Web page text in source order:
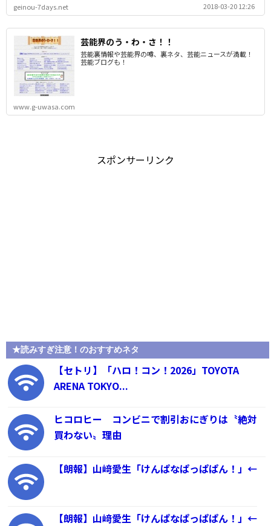
geinou-7days.net 2018-03-20 12:26
芸能界のう・わ・さ！！
芸能裏情報や芸能界の噂、裏ネタ、芸能ニュースが満載！
芸能ブログも！
www.g-uwasa.com
スポンサーリンク
★読みすぎ注意！のおすすめネタ
【セトリ】「ハロ！コン！2026」TOYOTA
ARENA TOKYO...
ヒコロヒー コンビニで割引おにぎりは〝絶対
買わない〟理由
【朗報】山﨑愛生「けんぱなぱっぱぱん！」←
【朗報】山﨑愛生「けんぱなぱっぱぱん！」←